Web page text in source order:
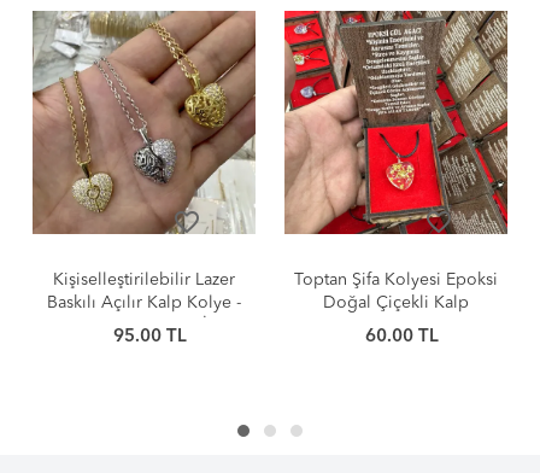
favorite_border
Kişiselleştirilebilir Lazer
Baskılı Açılır Kalp Kolye -
Kararma Yapmayan İthal
95.00 TL
favorite_border
Toptan Şifa Kolyesi Epoksi
Doğal Çiçekli Kalp
Kolyeler
60.00 TL